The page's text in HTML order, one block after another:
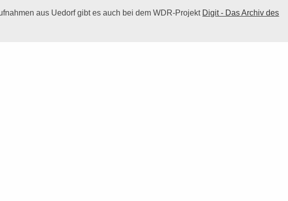
aus Uedorf gibt es auch bei dem WDR-Projekt Digit - Das Archiv des